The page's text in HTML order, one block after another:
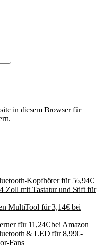
in diesem Browser für
Kopfhörer für 56,94€
Zoll mit Tastatur und Stift für
MultiTool für 3,14€ bei
für 11,24€ bei Amazon
& LED für 8,99€-
Fans